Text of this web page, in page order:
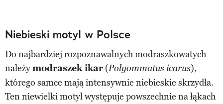
Niebieski motyl w Polsce
Do najbardziej rozpoznawalnych modraszkowatych
należymodraszek ikar(Polyommatus icarus),
którego samce mają intensywnie niebieskie skrzydła.
Ten niewielki motyl występuje powszechnie na łąkach